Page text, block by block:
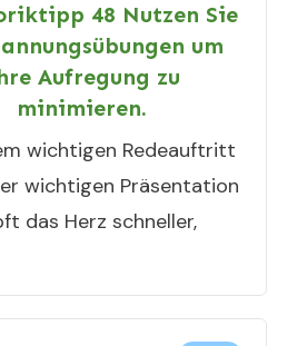
48 Nutzen Sie
um
Aufregung zu
minimieren.
wichtigen Redeauftritt
wichtigen Präsentation
das Herz schneller,